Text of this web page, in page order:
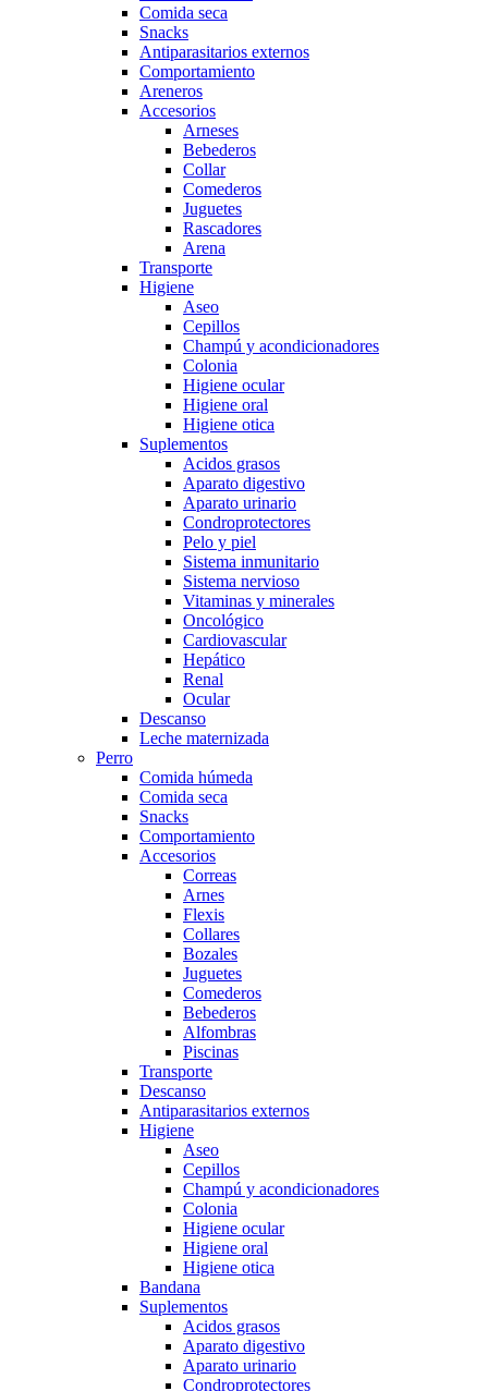
Comida seca
Snacks
Antiparasitarios externos
Comportamiento
Areneros
Accesorios
Arneses
Bebederos
Collar
Comederos
Juguetes
Rascadores
Arena
Transporte
Higiene
Aseo
Cepillos
Champú y acondicionadores
Colonia
Higiene ocular
Higiene oral
Higiene otica
Suplementos
Acidos grasos
Aparato digestivo
Aparato urinario
Condroprotectores
Pelo y piel
Sistema inmunitario
Sistema nervioso
Vitaminas y minerales
Oncológico
Cardiovascular
Hepático
Renal
Ocular
Descanso
Leche maternizada
Perro
Comida húmeda
Comida seca
Snacks
Comportamiento
Accesorios
Correas
Arnes
Flexis
Collares
Bozales
Juguetes
Comederos
Bebederos
Alfombras
Piscinas
Transporte
Descanso
Antiparasitarios externos
Higiene
Aseo
Cepillos
Champú y acondicionadores
Colonia
Higiene ocular
Higiene oral
Higiene otica
Bandana
Suplementos
Acidos grasos
Aparato digestivo
Aparato urinario
Condroprotectores